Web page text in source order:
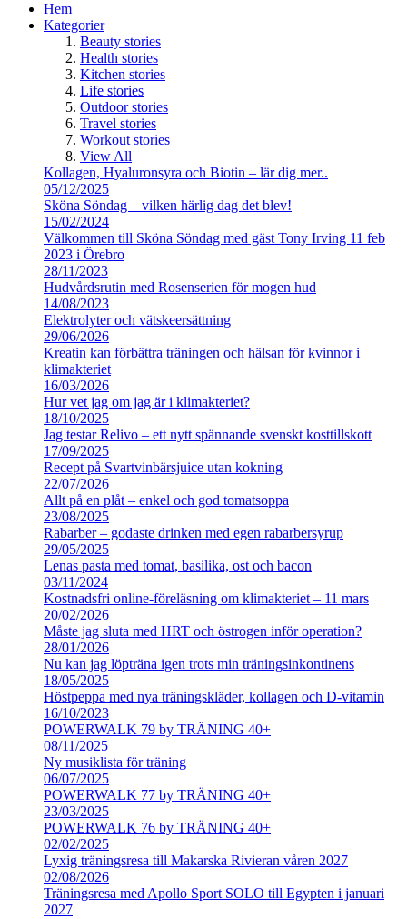
Hem
Kategorier
Beauty stories
Health stories
Kitchen stories
Life stories
Outdoor stories
Travel stories
Workout stories
View All
Kollagen, Hyaluronsyra och Biotin – lär dig mer..
05/12/2025
Sköna Söndag – vilken härlig dag det blev!
15/02/2024
Välkommen till Sköna Söndag med gäst Tony Irving 11 feb
2023 i Örebro
28/11/2023
Hudvårdsrutin med Rosenserien för mogen hud
14/08/2023
Elektrolyter och vätskeersättning
29/06/2026
Kreatin kan förbättra träningen och hälsan för kvinnor i
klimakteriet
16/03/2026
Hur vet jag om jag är i klimakteriet?
18/10/2025
Jag testar Relivo – ett nytt spännande svenskt kosttillskott
17/09/2025
Recept på Svartvinbärsjuice utan kokning
22/07/2026
Allt på en plåt – enkel och god tomatsoppa
23/08/2025
Rabarber – godaste drinken med egen rabarbersyrup
29/05/2025
Lenas pasta med tomat, basilika, ost och bacon
03/11/2024
Kostnadsfri online-föreläsning om klimakteriet – 11 mars
20/02/2026
Måste jag sluta med HRT och östrogen inför operation?
28/01/2026
Nu kan jag löpträna igen trots min träningsinkontinens
18/05/2025
Höstpeppa med nya träningskläder, kollagen och D-vitamin
16/10/2023
POWERWALK 79 by TRÄNING 40+
08/11/2025
Ny musiklista för träning
06/07/2025
POWERWALK 77 by TRÄNING 40+
23/03/2025
POWERWALK 76 by TRÄNING 40+
02/02/2025
Lyxig träningsresa till Makarska Rivieran våren 2027
02/08/2026
Träningsresa med Apollo Sport SOLO till Egypten i januari
2027